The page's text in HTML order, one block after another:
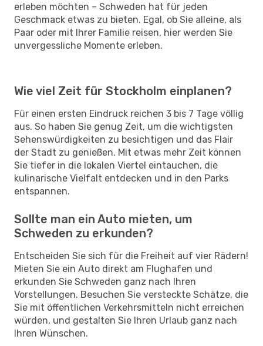
erleben möchten – Schweden hat für jeden
Geschmack etwas zu bieten. Egal, ob Sie alleine, als
Paar oder mit Ihrer Familie reisen, hier werden Sie
unvergessliche Momente erleben.
Wie viel Zeit für Stockholm einplanen?
Für einen ersten Eindruck reichen 3 bis 7 Tage völlig
aus. So haben Sie genug Zeit, um die wichtigsten
Sehenswürdigkeiten zu besichtigen und das Flair
der Stadt zu genießen. Mit etwas mehr Zeit können
Sie tiefer in die lokalen Viertel eintauchen, die
kulinarische Vielfalt entdecken und in den Parks
entspannen.
Sollte man ein Auto mieten, um
Schweden zu erkunden?
Entscheiden Sie sich für die Freiheit auf vier Rädern!
Mieten Sie ein Auto direkt am Flughafen und
erkunden Sie Schweden ganz nach Ihren
Vorstellungen. Besuchen Sie versteckte Schätze, die
Sie mit öffentlichen Verkehrsmitteln nicht erreichen
würden, und gestalten Sie Ihren Urlaub ganz nach
Ihren Wünschen.